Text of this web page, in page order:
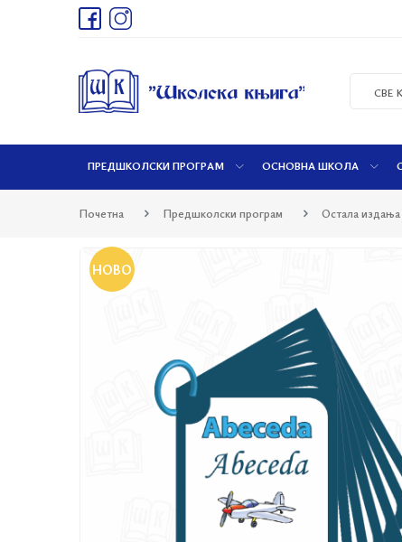
СВЕ
ПРЕДШКОЛСКИ ПРОГРАМ ОСНОВНА ШКОЛА
Почетна Предшколски програм Остала издања
НОВО